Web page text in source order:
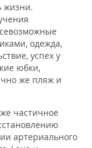
жизни.
одежда,
успех у
юбки,
же пляж и
частичное
артериального